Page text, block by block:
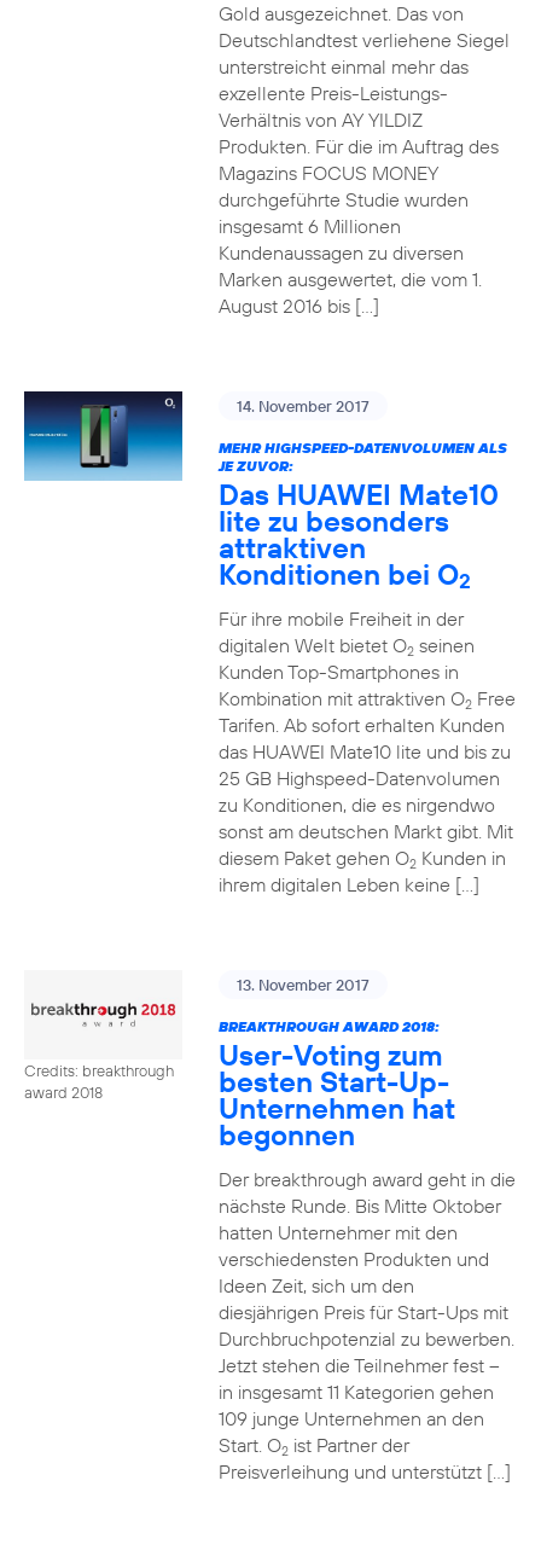
Gold ausgezeichnet. Das von
Deutschlandtest verliehene Siegel
unterstreicht einmal mehr das
exzellente Preis-Leistungs-
Verhältnis von AY YILDIZ
Produkten. Für die im Auftrag des
Magazins FOCUS MONEY
durchgeführte Studie wurden
insgesamt 6 Millionen
Kundenaussagen zu diversen
Marken ausgewertet, die vom 1.
August 2016 bis […]
14. November 2017
MEHR HIGHSPEED-DATENVOLUMEN ALS
JE ZUVOR:
Das HUAWEI Mate10
lite zu besonders
attraktiven
Konditionen bei O2
Für ihre mobile Freiheit in der
digitalen Welt bietet O2seinen
Kunden Top-Smartphones in
Kombination mit attraktiven O2Free
Tarifen. Ab sofort erhalten Kunden
das HUAWEI Mate10 lite und bis zu
25 GB Highspeed-Datenvolumen
zu Konditionen, die es nirgendwo
sonst am deutschen Markt gibt. Mit
diesem Paket gehen O2Kunden in
ihrem digitalen Leben keine […]
Credits: breakthrough
award 2018
13. November 2017
BREAKTHROUGH AWARD 2018:
User-Voting zum
besten Start-Up-
Unternehmen hat
begonnen
Der breakthrough award geht in die
nächste Runde. Bis Mitte Oktober
hatten Unternehmer mit den
verschiedensten Produkten und
Ideen Zeit, sich um den
diesjährigen Preis für Start-Ups mit
Durchbruchpotenzial zu bewerben.
Jetzt stehen die Teilnehmer fest –
in insgesamt 11 Kategorien gehen
109 junge Unternehmen an den
Start. O2ist Partner der
Preisverleihung und unterstützt […]